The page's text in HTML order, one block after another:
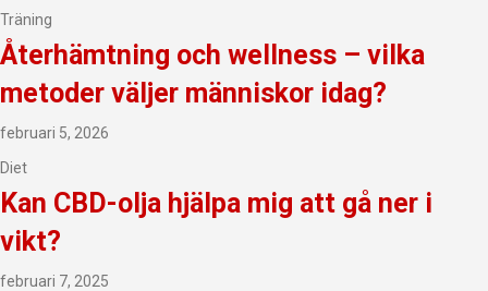
Träning
Återhämtning och wellness – vilka
metoder väljer människor idag?
februari 5, 2026
Diet
Kan CBD-olja hjälpa mig att gå ner i
vikt?
februari 7, 2025